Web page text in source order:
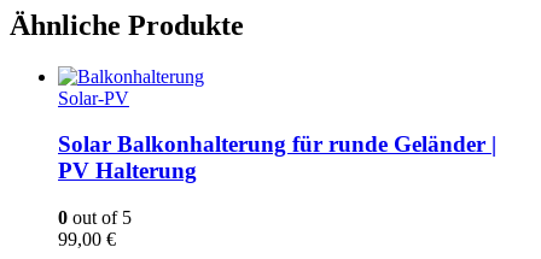
Ähnliche Produkte
Solar-PV
Solar Balkonhalterung für runde Geländer |
PV Halterung
0 out of 5
99,00 €